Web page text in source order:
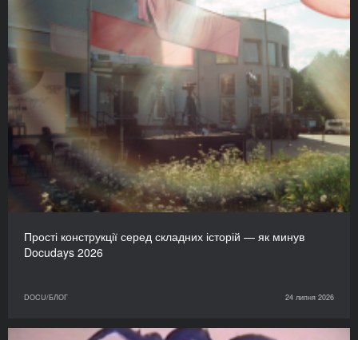
Прості конструкції серед складних історій — як минув
Docudays 2026
DOCU/БЛОГ 24 липня 2026